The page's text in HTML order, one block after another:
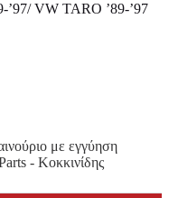
VW TARO ’89-’97
με εγγύηση
- Κοκκινίδης